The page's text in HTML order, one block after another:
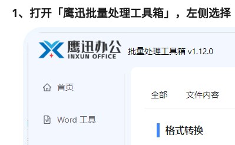
1、打开 「鹰迅批量处理工具箱」 ，左侧选择